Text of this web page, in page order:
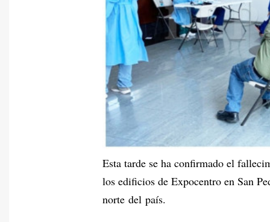
Esta tarde se ha confirmado el
los edificios de Expocentro en San
norte del país.